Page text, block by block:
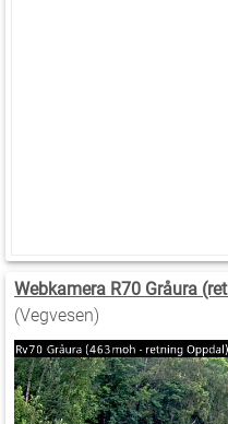
Webkamera R70 Gråura
(Vegvesen)